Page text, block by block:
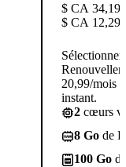
$ CA 34,19
$ CA 12,29
Sélectionner
20,99/mois
instant.
2 cœurs
8 Go de
100 Go